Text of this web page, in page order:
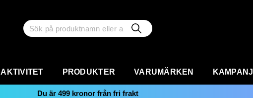
AKTIVITET PRODUKTER VARUMÄRKEN KAMPANJ
Du är 499 kronor från fri frakt